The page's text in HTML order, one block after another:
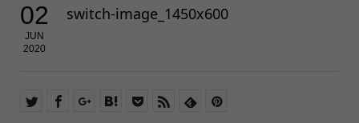
02
JUN
2020
switch-image_1450x600